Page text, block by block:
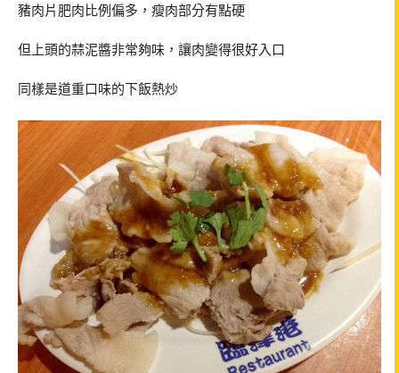
豬肉片肥肉比例偏多，瘦肉部分有點硬
但上頭的蒜泥醬非常夠味，讓肉變得很好入口
同樣是道重口味的下飯熱炒